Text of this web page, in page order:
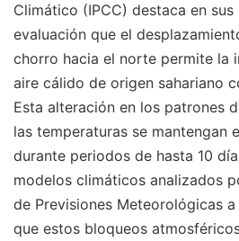
Climático (IPCC) destaca en
evaluación que el
chorro hacia el norte permite la
aire cálido de origen sahariano
Esta alteración en los patrones
las temperaturas se mantengan
durante periodos de hasta 10
modelos climáticos analizados
de Previsiones Meteorológicas
que estos bloqueos